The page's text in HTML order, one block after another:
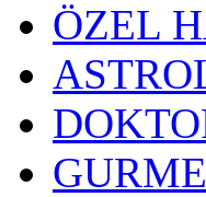
ÖZEL
GURME